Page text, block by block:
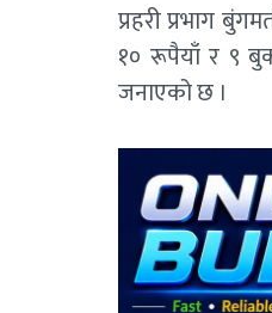
प्रहरी प्रभाग
१० रूपैयाँ र ९
जनाएको छ ।